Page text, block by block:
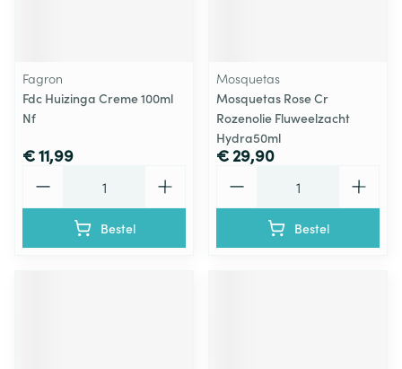
Fagron
Fdc Huizinga Creme 100ml
Nf
€ 11,99
Bestel
Mosquetas
Mosquetas Rose Cr
Rozenolie Fluweelzacht
Hydra50ml
€ 29,90
Bestel